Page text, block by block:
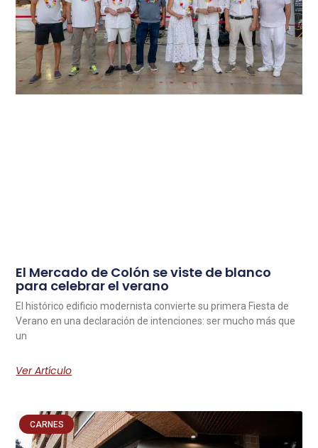
El Mercado de Colón se viste de blanco
para celebrar el verano
El histórico edificio modernista convierte su primera Fiesta de
Verano en una declaración de intenciones: ser mucho más que
un
Ver Artículo
CARNES